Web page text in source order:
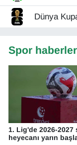
Dünya
Spor
1. Lig'de 2026-2027
heyecanı yarın